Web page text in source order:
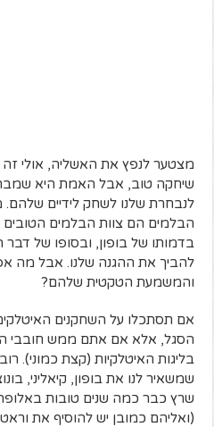
מצטער לנפץ את האשליה, אולי זה
שיחקה טוב, אבל האמת היא
הבלמים הם צוות הבלמים הטובים
בדמותו של בופון, ובסופו של
להביך את ההגנה שלנו. אבל מה
והמשמעת הטקטית שלהם?
אם תסתכלו על השחקנים
בליגות האיטלקיות (קצת כמוני).
שמשאיר לנו את בופון, קיאליני,
שרץ כבר כמה שנים טובות
(ואליהם כמובן יש להוסיף את